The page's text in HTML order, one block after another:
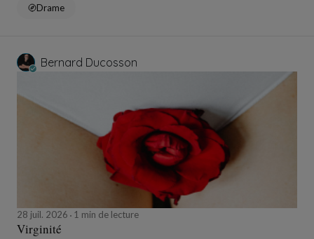
Drame
Bernard Ducosson
28 juil. 2026 1 min de lecture
Virginité